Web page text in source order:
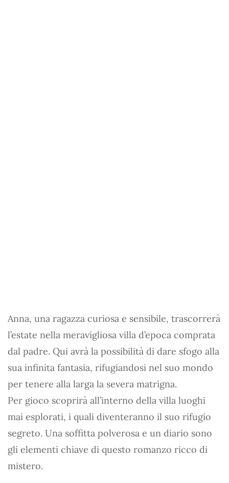
Anna, una ragazza curiosa e sensibile, trascorrerà
l’estate nella meravigliosa villa d’epoca comprata
dal padre. Qui avrà la possibilità di dare sfogo alla
sua infinita fantasia, rifugiandosi nel suo mondo
per tenere alla larga la severa matrigna.
Per gioco scoprirà all’interno della villa luoghi
mai esplorati, i quali diventeranno il suo rifugio
segreto. Una soffitta polverosa e un diario sono
gli elementi chiave di questo romanzo ricco di
mistero.